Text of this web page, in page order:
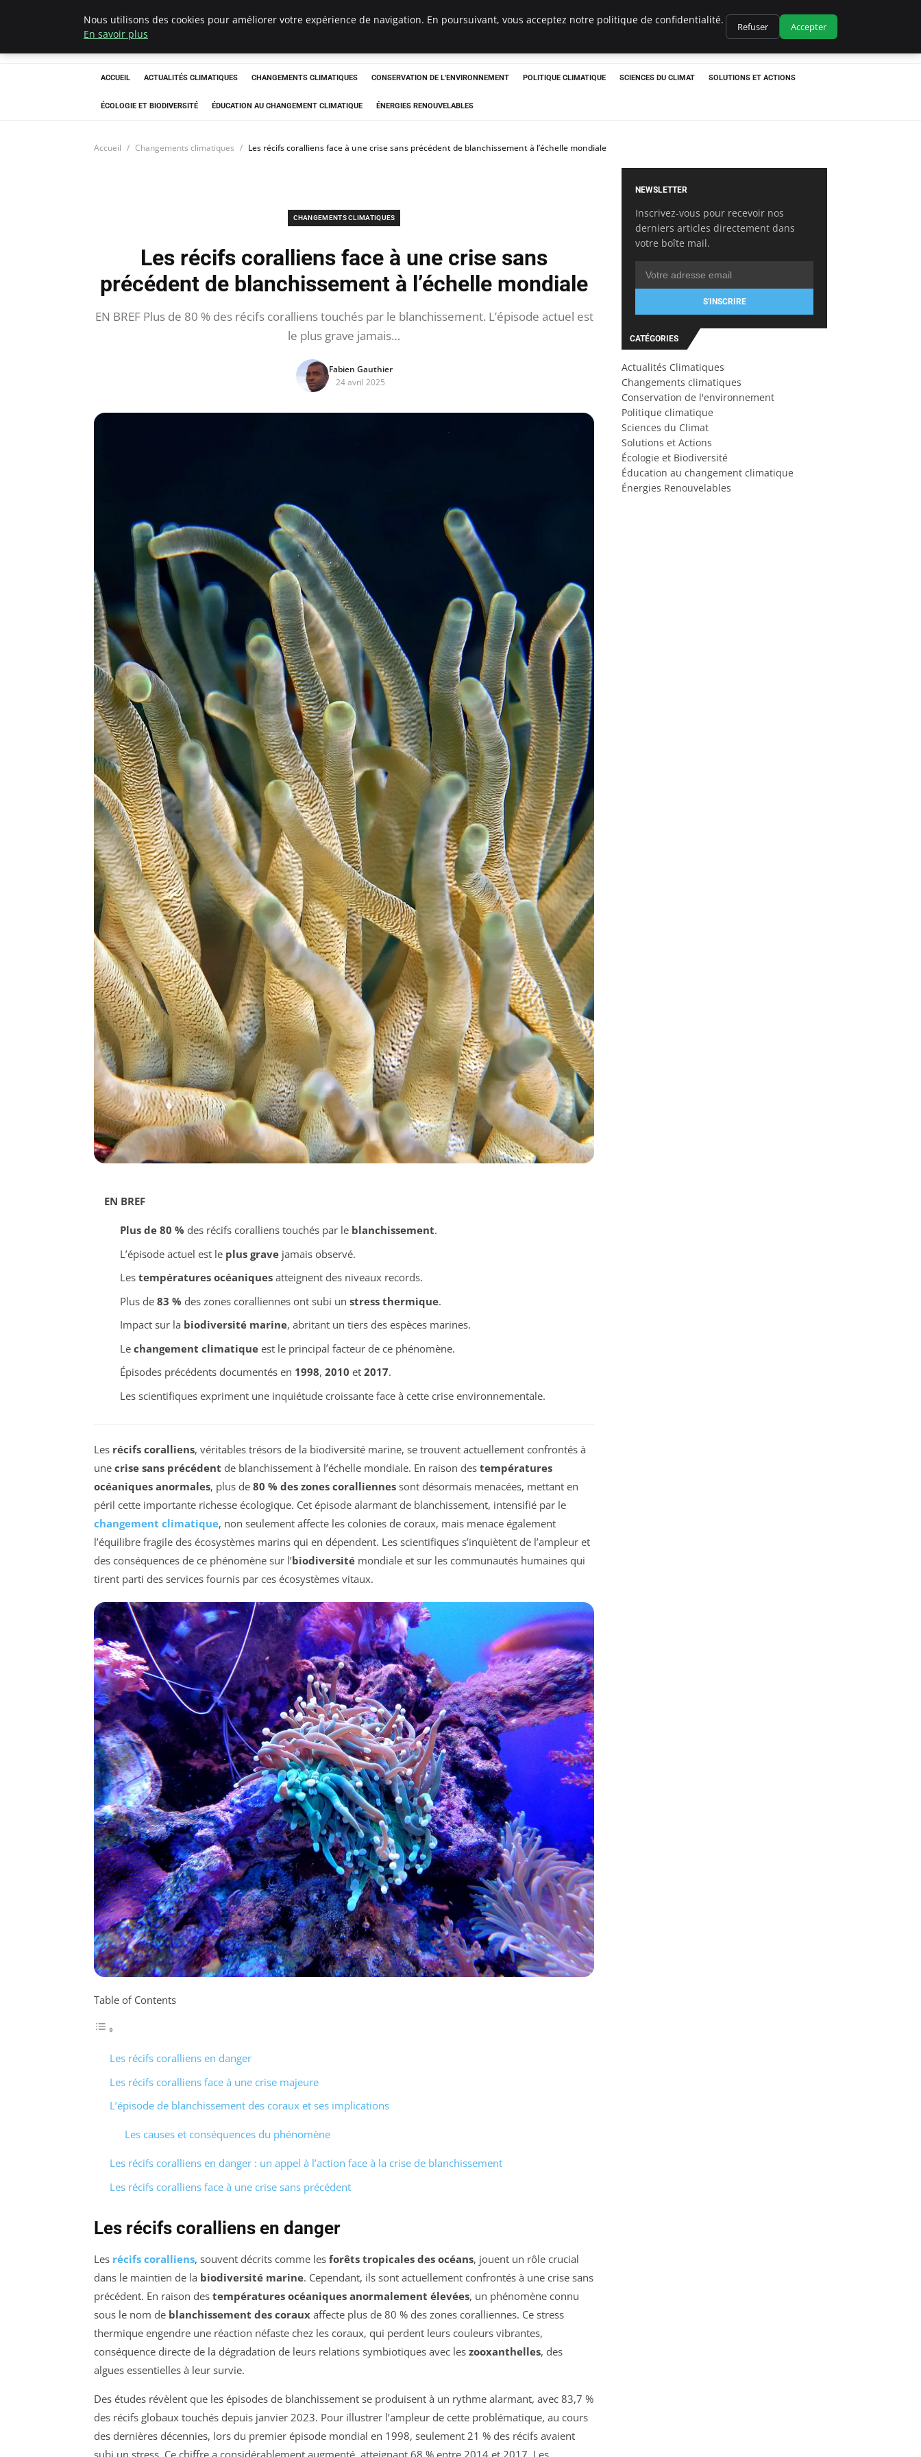
Climatedebtagents
ACCUEIL ACTUALITÉS CLIMATIQUES CHANGEMENTS CLIMATIQUES CONSERVATION DE L'ENVIRONNEMENT POLITIQUE CLIMATIQUE SCIENCES DU CLIMAT SOLUTIONS ET ACTIONS
ÉCOLOGIE ET BIODIVERSITÉ ÉDUCATION AU CHANGEMENT CLIMATIQUE ÉNERGIES RENOUVELABLES
Accueil Changements climatiques Les récifs coralliens face à une crise sans précédent de blanchissement à l’échelle mondiale
CHANGEMENTS CLIMATIQUES
Les récifs coralliens face à une crise sans
précédent de blanchissement à l’échelle mondiale
EN BREF Plus de 80 % des récifs coralliens touchés par le blanchissement. L’épisode actuel est
le plus grave jamais…
Fabien Gauthier
24 avril 2025
EN BREF
Plus de 80 % des récifs coralliens touchés par le blanchissement.
L’épisode actuel est le plus gravejamais observé.
Les températures océaniquesatteignent des niveaux records.
Plus de 83 % des zones coralliennes ont subi un stress thermique.
Impact sur la biodiversité marine, abritant un tiers des espèces marines.
Le changement climatiqueest le principal facteur de ce phénomène.
Épisodes précédents documentés en 1998, 2010 et 2017.
Les scientifiques expriment une inquiétude croissante face à cette crise environnementale.
Les récifs coralliens, véritables trésors de la biodiversité marine, se trouvent actuellement confrontés à
une crise sans précédent de blanchissement à l’échelle mondiale. En raison des températures
océaniques anormales, plus de 80 % des zones coralliennes sont désormais menacées, mettant en
péril cette importante richesse écologique. Cet épisode alarmant de blanchissement, intensifié par le
changement climatique, non seulement affecte les colonies de coraux, mais menace également
l’équilibre fragile des écosystèmes marins qui en dépendent. Les scientifiques s’inquiètent de l’ampleur et
des conséquences de ce phénomène sur l’biodiversité mondiale et sur les communautés humaines qui
tirent parti des services fournis par ces écosystèmes vitaux.
Table of Contents
Les récifs coralliens en danger
Les récifs coralliens face à une crise majeure
L’épisode de blanchissement des coraux et ses implications
Les causes et conséquences du phénomène
Les récifs coralliens en danger : un appel à l’action face à la crise de blanchissement
Les récifs coralliens face à une crise sans précédent
Les récifs coralliens en danger
Les récifs coralliens, souvent décrits comme les forêts tropicales des océans, jouent un rôle crucial
dans le maintien de la biodiversité marine. Cependant, ils sont actuellement confrontés à une crise sans
précédent. En raison des températures océaniques anormalement élevées, un phénomène connu
sous le nom de blanchissement des coraux affecte plus de 80 % des zones coralliennes. Ce stress
thermique engendre une réaction néfaste chez les coraux, qui perdent leurs couleurs vibrantes,
conséquence directe de la dégradation de leurs relations symbiotiques avec les zooxanthelles, des
algues essentielles à leur survie.
Des études révèlent que les épisodes de blanchissement se produisent à un rythme alarmant, avec 83,7 %
des récifs globaux touchés depuis janvier 2023. Pour illustrer l’ampleur de cette problématique, au cours
des dernières décennies, lors du premier épisode mondial en 1998, seulement 21 % des récifs avaient
subi un stress. Ce chiffre a considérablement augmenté, atteignant 68 % entre 2014 et 2017. Les
NEWSLETTER
Inscrivez-vous pour recevoir nos
derniers articles directement dans
votre boîte mail.
S'INSCRIRE
CATÉGORIES
Actualités Climatiques
Changements climatiques
Conservation de l'environnement
Politique climatique
Sciences du Climat
Solutions et Actions
Écologie et Biodiversité
Éducation au changement climatique
Énergies Renouvelables
Nous utilisons des cookies pour améliorer votre expérience de navigation. En poursuivant, vous acceptez notre politique de confidentialité.
En savoir plus
Refuser Accepter